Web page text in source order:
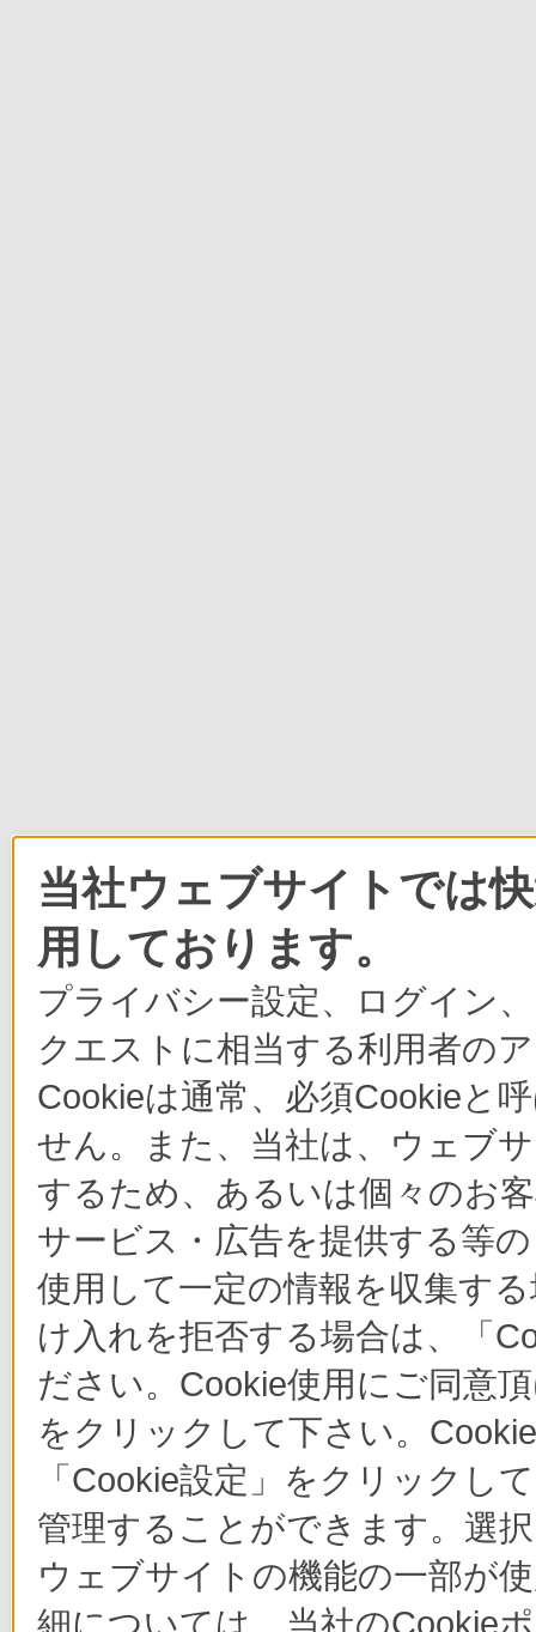
当社ウェブサイトでは
用しております。
プライバシー設定、ログイン
クエストに相当する利用者の
Cookieは通常、必須Cookieと
せん。また、当社は、ウェブ
するため、あるいは個々のお
サービス・広告を提供する等
使用して一定の情報を収集す
け入れを拒否する場合は、「
ださい。Cookie使用にご同意
をクリックして下さい。
「Cookie設定」をクリックし
管理することができます。選
ウェブサイトの機能の一部が
細については、当社のCookie